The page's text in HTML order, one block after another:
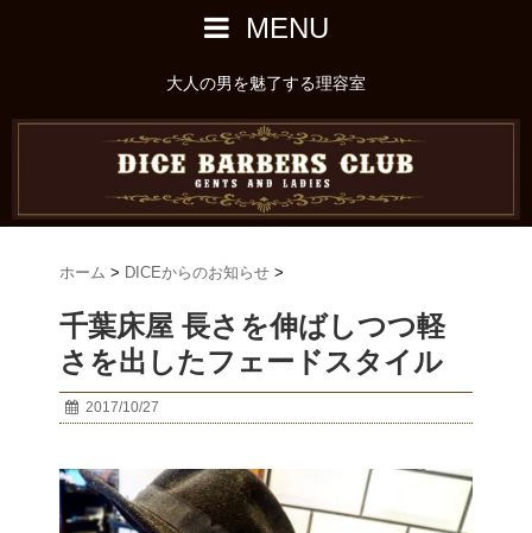
MENU
大人の男を魅了する理容室
ホーム > DICEからのお知らせ >
千葉床屋 長さを伸ばしつつ軽
さを出したフェードスタイル
2017/10/27